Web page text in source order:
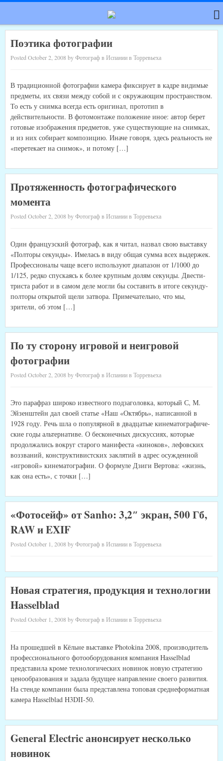
Поэтика фотографии
Posted October 2, 2008 by Фотограф в Испании в Торревьеха
В традиционной фотографии камера фиксирует в кадре видимые
предметы, их связи между собой и с окружа­ющим пространством.
То есть у снимка всегда есть оригинал, прототип в
действительности. В фотомонтаже положение иное: автор берет
готовые изображения пред­метов, уже существующие на снимках,
и из них собирает композицию. Иначе говоря, здесь реальность не
«перете­кает на снимок», и потому […]
Протяженность фотографического
момента
Posted October 2, 2008 by Фотограф в Испании в Торревьеха
Один французский фотограф, как я читал, назвал свою выставку
«Полторы секунды». Имелась в виду общая сумма всех выдержек.
Профессионалы чаще всего исполь­зуют диапазон от 1/1000 до
1/125, редко спускаясь к более крупным долям секунды. Двести-
триста работ и в самом деле могли бы составить в итоге секунду-
полторы открытой щели затвора. Примечательно, что мы,
зрители, об этом […]
По ту сторону игровой и неигровой
фотографии
Posted October 2, 2008 by Фотограф в Испании в Торревьеха
Это парафраз широко известного подзаголовка, который С, М.
Эйзенштейн дал своей статье «Наш «Октябрь», написанной в
1928 году. Речь шла о популярной в двадцатые кинематографиче­
ские годы альтернативе. О бесконечных дискуссиях, кото­рые
продолжались вокруг старого манифеста «киноков», лефовских
воззваний, конструктивистских заклятий в адрес осужденной
«игровой» кинематографии. О формуле Дзиги Вертова: «жизнь,
как она есть», с точки […]
«Фотосейф» от Sanho: 3,2″ экран, 500 Гб,
RAW и EXIF
Posted October 1, 2008 by Фотограф в Испании в Торревьеха
Новая стратегия, продукция и технологии
Hasselblad
Posted October 1, 2008 by Фотограф в Испании в Торревьеха
На прошедшей в Кёльне выставке Photokina 2008, производитель
профессионального фотооборудования компания Hasselblad
представила кроме технологических новинок новую стратегию
ценообразования и задала будущее направление своего развития.
На стенде компании была представлена топовая среднеформатная
камера Hasselblad H3DII-50.
General Electric анонсирует несколько
новинок